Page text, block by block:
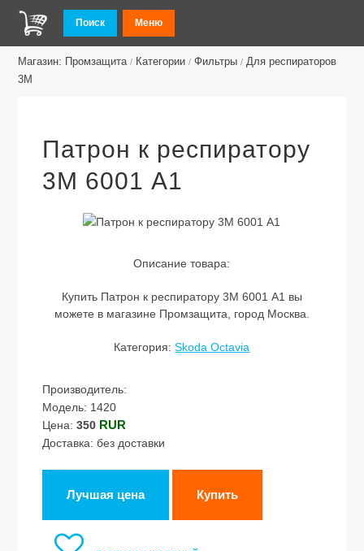
Поиск Меню
Магазин: Промзащита / Категории / Фильтры / Для респираторов
3М
Патрон к респиратору
3М 6001 A1
Описание товара:
Купить Патрон к респиратору 3М 6001 A1 вы
можете в магазине Промзащита, город Москва.
Категория:Skoda Octavia
Производитель:
Модель: 1420
Цена:350 RUR
Доставка: без доставки
Лучшая цена Купить